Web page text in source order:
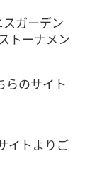
ガーデン
トーナメン
らのサイト
イトよりご